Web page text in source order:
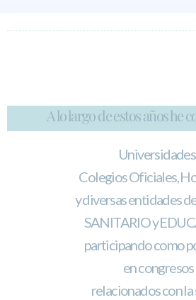
A lo largo de estos años he
Colegios Oficiales,
y diversas entidades
SANITARIO y
participando como
en congresos
relacionados con la